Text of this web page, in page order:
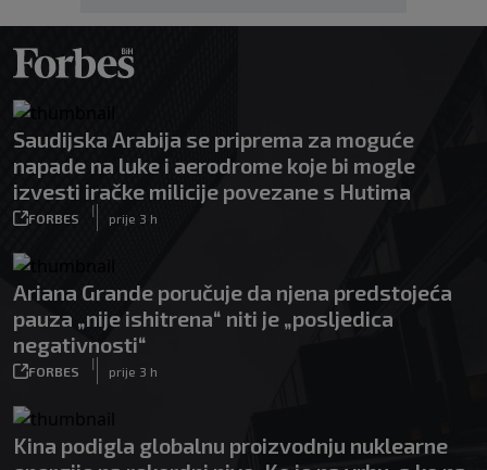
Saudijska Arabija se priprema za moguće
napade na luke i aerodrome koje bi mogle
izvesti iračke milicije povezane s Hutima
FORBES
|
prije 3 h
Ariana Grande poručuje da njena predstojeća
pauza „nije ishitrena“ niti je „posljedica
negativnosti“
FORBES
|
prije 3 h
Kina podigla globalnu proizvodnju nuklearne